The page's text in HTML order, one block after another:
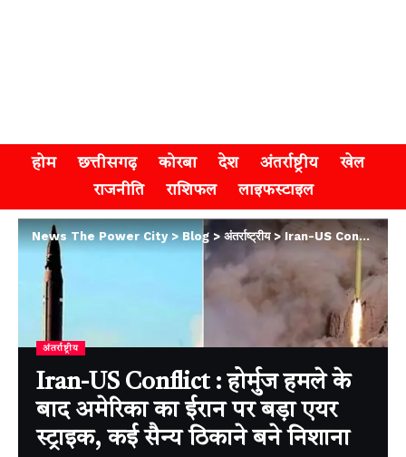
होम छत्तीसगढ़ कोरबा देश अंतर्राष्ट्रीय
खेल
राजनीति
राशिफल लाइफस्टाइल
News The Power City>Blog >अंतर्राष्ट्रीय> Iran-US Conflict : होर्मुज हमले के बाद अमेरिका का ईरान पर बड़ा एयर स्ट्राइक, कई सैन्य ठिकाने बने निशाना
अंतर्राष्ट्रीय
Iran-US Conflict : होर्मुज हमले के
बाद अमेरिका का ईरान पर बड़ा एयर
स्ट्राइक, कई सैन्य ठिकाने बने निशाना